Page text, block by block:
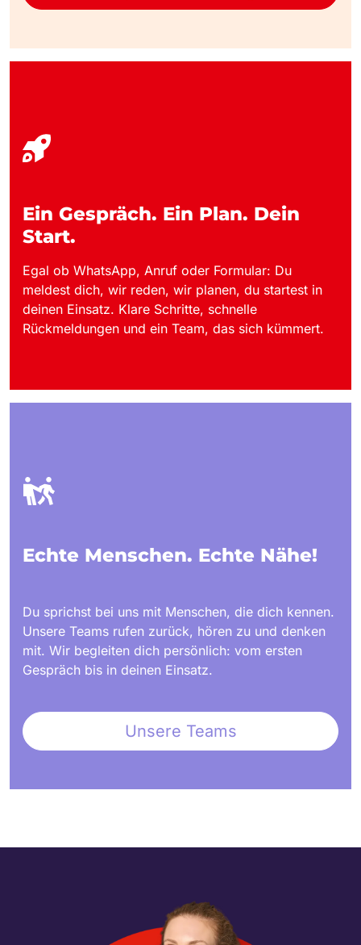
Ein Gespräch. Ein Plan. Dein
Start.
Egal ob WhatsApp, Anruf oder Formular: Du
meldest dich, wir reden, wir planen, du startest in
deinen Einsatz. Klare Schritte, schnelle
Rückmeldungen und ein Team, das sich kümmert.
Echte Menschen. Echte Nähe!
Du sprichst bei uns mit Menschen, die dich kennen.
Unsere Teams rufen zurück, hören zu und denken
mit. Wir begleiten dich persönlich: vom ersten
Gespräch bis in deinen Einsatz.
Unsere Teams